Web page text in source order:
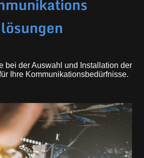
lösungen
bei der Auswahl und Installation der
Ihre Kommunikationsbedürfnisse.